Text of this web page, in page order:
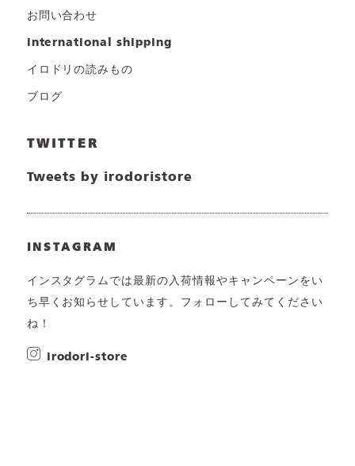
お問い合わせ
international shipping
イロドリの読みもの
ブログ
TWITTER
Tweets by irodoristore
INSTAGRAM
インスタグラムでは最新の入荷情報やキャンペーンをい
ち早くお知らせしています。フォローしてみてください
ね！
irodori-store